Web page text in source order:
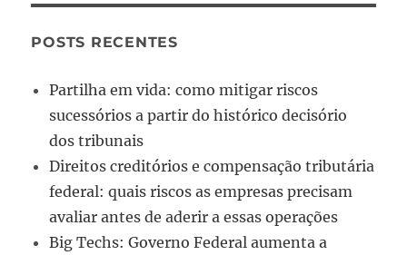
POSTS RECENTES
Partilha em vida: como mitigar riscos
sucessórios a partir do histórico decisório
dos tribunais
Direitos creditórios e compensação tributária
federal: quais riscos as empresas precisam
avaliar antes de aderir a essas operações
Big Techs: Governo Federal aumenta a